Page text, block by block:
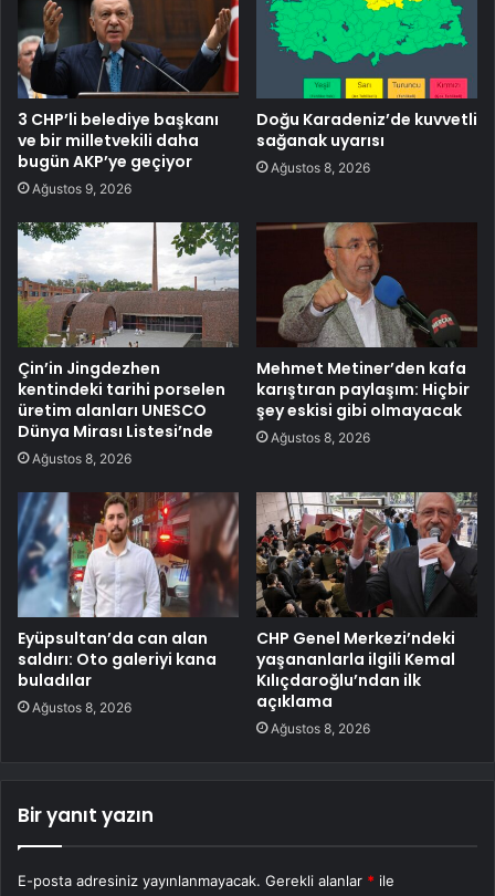
3 CHP’li belediye başkanı
ve bir milletvekili daha
bugün AKP’ye geçiyor
Ağustos 9, 2026
Doğu Karadeniz’de kuvvetli
sağanak uyarısı
Ağustos 8, 2026
Çin’in Jingdezhen
kentindeki tarihi porselen
üretim alanları UNESCO
Dünya Mirası Listesi’nde
Ağustos 8, 2026
Mehmet Metiner’den kafa
karıştıran paylaşım: Hiçbir
şey eskisi gibi olmayacak
Ağustos 8, 2026
Eyüpsultan’da can alan
saldırı: Oto galeriyi kana
buladılar
Ağustos 8, 2026
CHP Genel Merkezi’ndeki
yaşananlarla ilgili Kemal
Kılıçdaroğlu’ndan ilk
açıklama
Ağustos 8, 2026
Bir yanıt yazın
E-posta adresiniz yayınlanmayacak. Gerekli alanlar * ile